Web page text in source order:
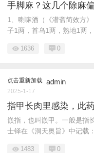
手脚麻？这几个除麻
1、喇嘛酒（《潜斋简效方
子1两，首乌1两，熟地1两，
1636 0
点击重新加载 admin
2025-1-17
指甲长肉里感染，此
嵌指，也叫嵌甲。一般是指
士铎在《洞天奥旨》中记载
1483 0